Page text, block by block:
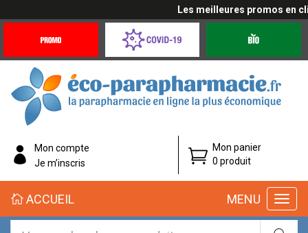
Les meilleures promos en
Offres
Coronavirus
éco-
parapharmacie.fr
éco-
parapharmacie.fr
Mon compte
Je m’inscris
Mon panier
0 produit
MENU
ACCUEIL